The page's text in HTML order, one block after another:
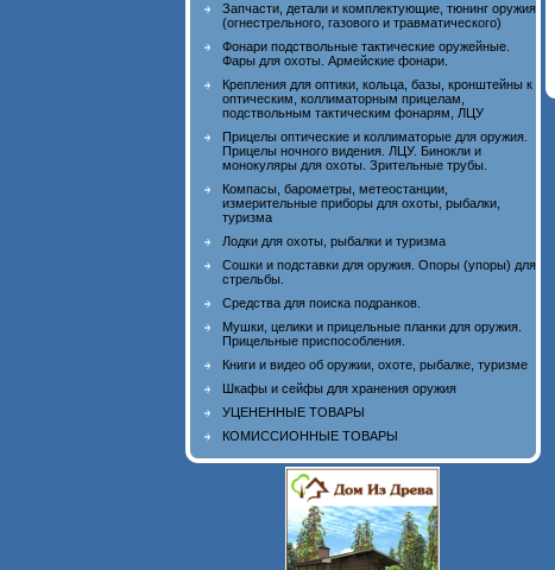
Запчасти, детали и комплектующие, тюнинг оружия
(огнестрельного, газового и травматического)
Фонари подствольные тактические оружейные.
Фары для охоты. Армейские фонари.
Крепления для оптики, кольца, базы, кронштейны к
оптическим, коллиматорным прицелам,
подствольным тактическим фонарям, ЛЦУ
Прицелы оптические и коллиматорые для оружия.
Прицелы ночного видения. ЛЦУ. Бинокли и
монокуляры для охоты. Зрительные трубы.
Компасы, барометры, метеостанции,
измерительные приборы для охоты, рыбалки,
туризма
Лодки для охоты, рыбалки и туризма
Сошки и подставки для оружия. Опоры (упоры) для
стрельбы.
Средства для поиска подранков.
Мушки, целики и прицельные планки для оружия.
Прицельные приспособления.
Книги и видео об оружии, охоте, рыбалке, туризме
Шкафы и сейфы для хранения оружия
УЦЕНЕННЫЕ ТОВАРЫ
КОМИССИОННЫЕ ТОВАРЫ